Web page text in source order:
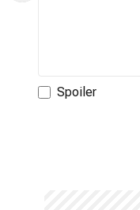
Spoiler